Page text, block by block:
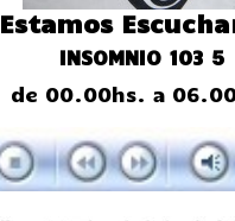
Estamos
INSOMNIO 103 5
de 00.00hs. a